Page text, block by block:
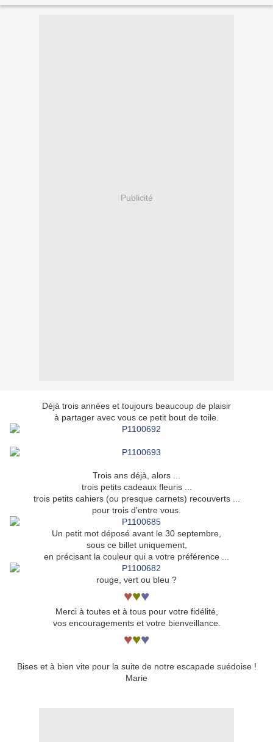
Publicité
Déjà trois années et toujours beaucoup de plaisir
à partager avec vous ce petit bout de toile.
Trois ans déjà, alors ...
trois petits cadeaux fleuris ...
trois petits cahiers (ou presque carnets) recouverts ...
pour trois d'entre vous.
Un petit mot déposé avant le 30 septembre,
sous ce billet uniquement,
en précisant la couleur qui a votre préférence ...
rouge, vert ou bleu ?
♥♥♥
Merci à toutes et à tous pour votre fidélité,
vos encouragements et votre bienveillance.
♥♥♥
Bises et à bien vite pour la suite de notre escapade suédoise !
Marie